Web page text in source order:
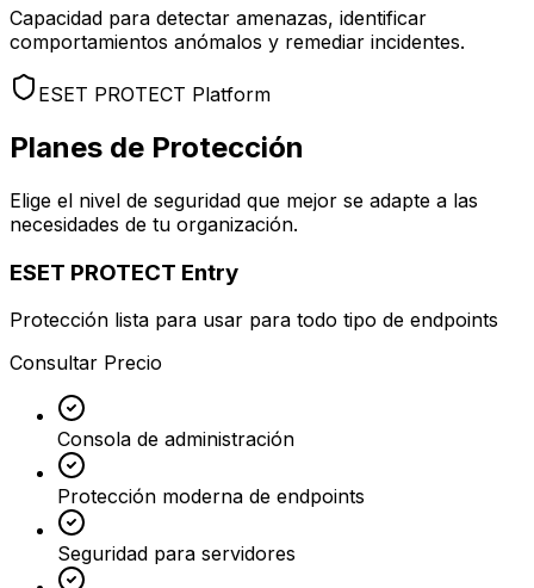
Capacidad para detectar amenazas, identificar
comportamientos anómalos y remediar incidentes.
ESET PROTECT Platform
Planes de Protección
Elige el nivel de seguridad que mejor se adapte a las
necesidades de tu organización.
ESET PROTECT Entry
Protección lista para usar para todo tipo de endpoints
Consultar Precio
Consola de administración
Protección moderna de endpoints
Seguridad para servidores